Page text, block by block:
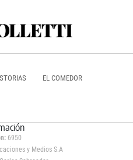
EL COMEDOR
6950
y Medios S.A